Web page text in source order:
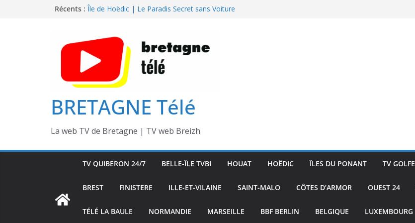
Récents : Île de Hoëdic | Le Paradis Secret sans Voiture
Île de Hoëdic | Dimanche le Jour du Zodiac
Île de Hoëdic | Le Beau Fort
BRETAGNE Télé
La web TV de Bretagne | TV web Breizh
TV QUIBERON 24/7 BELLE-ÎLE TVBI HOUAT HOËDIC ÎLES DU PONANT TV GOLFE
BREST FINISTERE ILLE-ET-VILAINE SAINT-MALO CÔTES D’ARMOR OUEST 24
TÉLÉ LA BAULE NORMANDIE MARSEILLE BBF BERLIN BELGIQUE LUXEMBOURG